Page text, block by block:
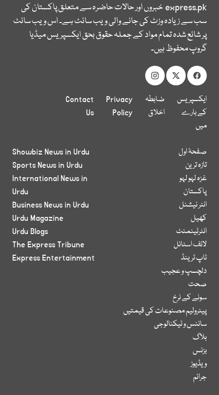
express.pkخبروں اور حالات حاضرہ سے متعلق پاکستان کی
سب سے زیادہ وزٹ کی جانے والی ویب سائٹ ہے۔ اس ویب سائٹ
پر شائع شدہ تمام مواد کے جملہ حقوق بحق ایکسپریس میڈیا
گروپ محفوظ ہیں۔
ایکسپریس
کے بارے
میں
ضابطہ
اخلاق
Privacy
Policy
Contact
Us
صفحۂ اول
تازہ ترین
غزہ لہو لہو
پاکستان
انٹر نیشنل
کھیل
انٹرٹینمنٹ
لائف اسٹائل
ٹاپ ٹرینڈ
دلچسپ و عجیب
صحت
سونے کے نرخ
پیٹرولیم مصنوعات کی قیمتیں
سائنس و ٹیکنالوجی
بلاگ
بزنس
ویڈیوز
جرائم
Showbiz News in Urdu
Sports News in Urdu
International News in
Urdu
Business News in Urdu
Urdu Magazine
Urdu Blogs
The Express Tribune
Express Entertainment